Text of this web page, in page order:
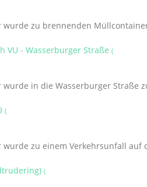
wurde zu brennenden
VU - Wasserburger Straße (
wurde in die Wasserburger Straße
(
wurde zu einem Verkehrsunfall auf
(